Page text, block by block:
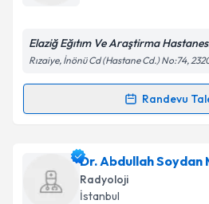
Kişisel verilerimin
kapsamda işlenmesini
Elaziğ Eğıtım Ve Araştirma
Rızaiye, İnönü Cd (Hastane Cd.) No:74,
Randevu
Randevu Takvimi Talebi
Uzm. Dr. Yusuf Ziya Tuğrul
talebi oluşturun. Size bu
için bir takvim hazırlandığında
Dr. Abdullah Soydan
Radyoloji
İstanbul